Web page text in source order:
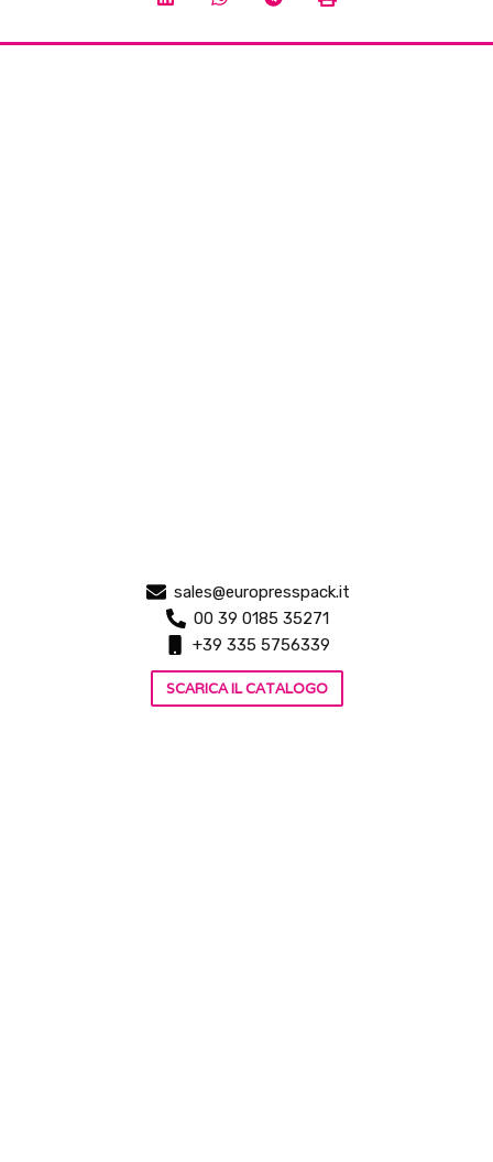
sales@europresspack.it
00 39 0185 35271
+39 335 5756339
SCARICA IL CATALOGO